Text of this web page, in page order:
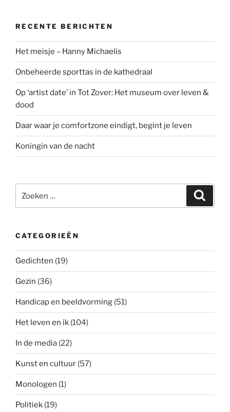
RECENTE BERICHTEN
Het meisje – Hanny Michaelis
Onbeheerde sporttas in de kathedraal
Op ‘artist date’ in Tot Zover: Het museum over leven &
dood
Daar waar je comfortzone eindigt, begint je leven
Koningin van de nacht
naar:
CATEGORIEËN
Gedichten (19)
Gezin (36)
Handicap en beeldvorming (51)
Het leven en ik (104)
In de media (22)
Kunst en cultuur (57)
Monologen (1)
Politiek (19)